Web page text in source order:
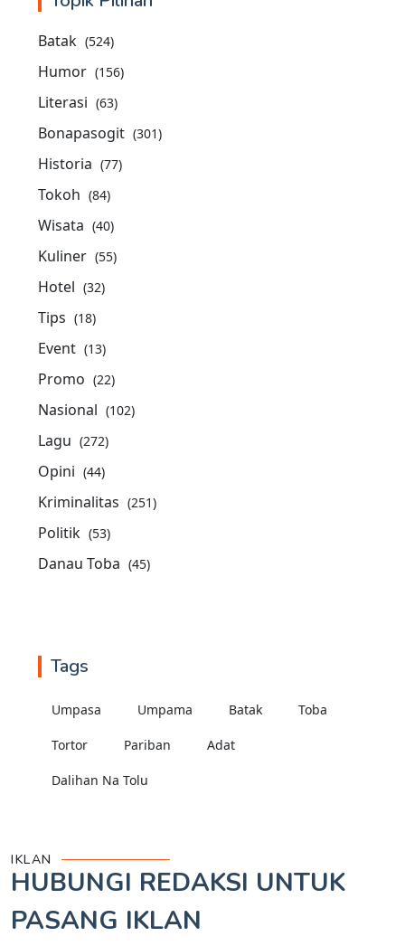
Batak (524)
Humor (156)
Literasi (63)
Bonapasogit (301)
Historia (77)
Tokoh (84)
Wisata (40)
Kuliner (55)
Hotel (32)
Tips (18)
Event (13)
Promo (22)
Nasional (102)
Lagu (272)
Opini (44)
Kriminalitas (251)
Politik (53)
Danau Toba (45)
Tags
Umpasa Umpama Batak Toba
Tortor Pariban Adat
Dalihan Na Tolu
IKLAN
HUBUNGI REDAKSI UNTUK
PASANG IKLAN